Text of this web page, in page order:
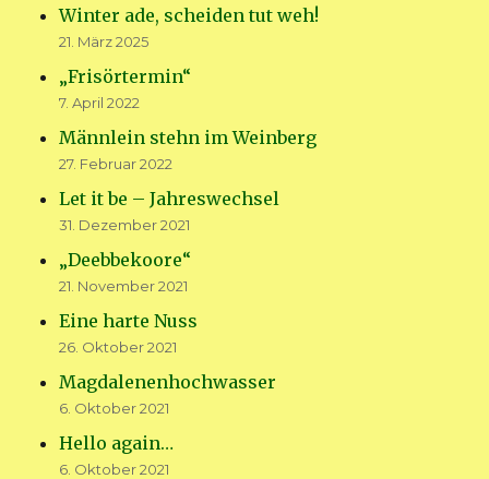
Winter ade, scheiden tut weh!
21. März 2025
„Frisörtermin“
7. April 2022
Männlein stehn im Weinberg
27. Februar 2022
Let it be – Jahreswechsel
31. Dezember 2021
„Deebbekoore“
21. November 2021
Eine harte Nuss
26. Oktober 2021
Magdalenenhochwasser
6. Oktober 2021
Hello again…
6. Oktober 2021